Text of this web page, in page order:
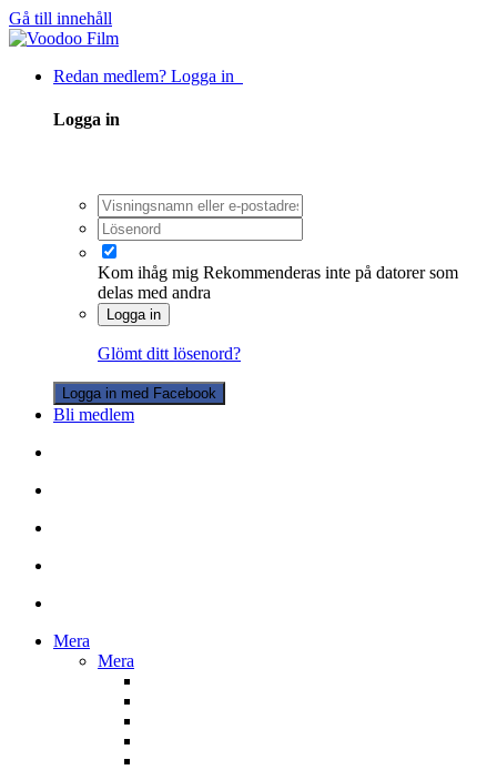
Gå till innehåll
Redan medlem? Logga in
Logga in
Kom ihåg mig Rekommenderas inte på datorer som
delas med andra
Logga in
Glömt ditt lösenord?
Logga in med Facebook
Bli medlem
Mera
Mera